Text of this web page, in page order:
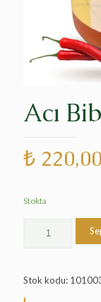
Acı
₺ 220,00
Stokta
Biber
adet
Stok kodu: